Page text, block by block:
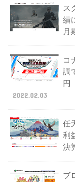
ス
績
月
コ
調
円
2022.02.03
任
利
決
ブ